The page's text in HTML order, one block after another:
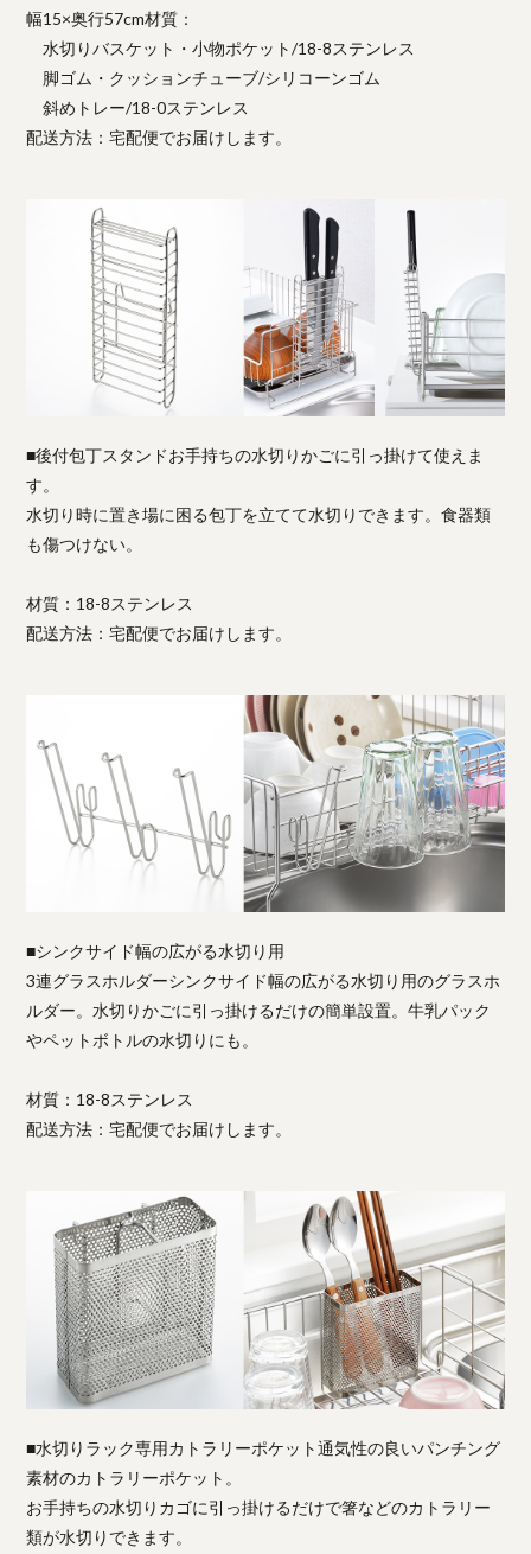
幅15×奥行57cm材質：
水切りバスケット・小物ポケット/18-8ステンレス
脚ゴム・クッションチューブ/シリコーンゴム
斜めトレー/18-0ステンレス
配送方法：宅配便でお届けします。
■後付包丁スタンドお手持ちの水切りかごに引っ掛けて使えま
す。
水切り時に置き場に困る包丁を立てて水切りできます。食器類
も傷つけない。
材質：18-8ステンレス
配送方法：宅配便でお届けします。
■シンクサイド幅の広がる水切り用
3連グラスホルダーシンクサイド幅の広がる水切り用のグラスホ
ルダー。水切りかごに引っ掛けるだけの簡単設置。牛乳パック
やペットボトルの水切りにも。
材質：18-8ステンレス
配送方法：宅配便でお届けします。
■水切りラック専用カトラリーポケット通気性の良いパンチング
素材のカトラリーポケット。
お手持ちの水切りカゴに引っ掛けるだけで箸などのカトラリー
類が水切りできます。